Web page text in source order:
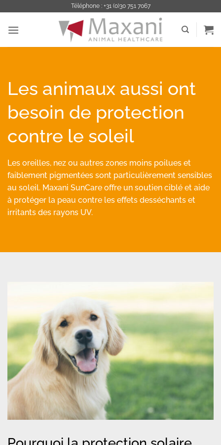
contenu
Téléphone : +31 (0)30 751 7067
Les animaux aussi ont
besoin de protection
contre le soleil
Les oreilles, nez ou autres zones moins poilues et
faiblement pigmentées sont particulièrement sensibles
au soleil. Maxani SunCare offre un soutien ciblé et aide
à protéger la peau contre les effets desséchants et
irritants des rayons UV.